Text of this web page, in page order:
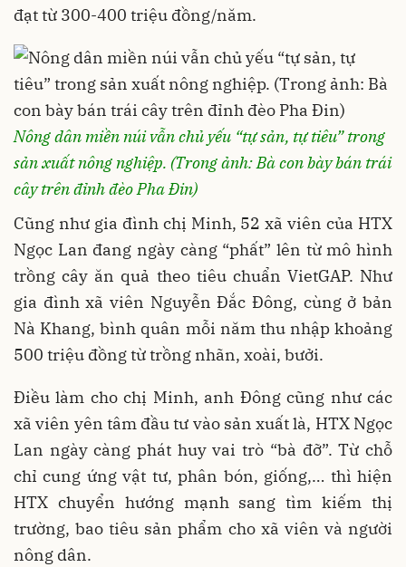
đạt từ 300-400 triệu đồng/năm.
Nông dân miền núi vẫn chủ yếu “tự sản, tự tiêu” trong
sản xuất nông nghiệp. (Trong ảnh: Bà con bày bán trái
cây trên đỉnh đèo Pha Đin)
Cũng như gia đình chị Minh, 52 xã viên của HTX
Ngọc Lan đang ngày càng “phất” lên từ mô hình
trồng cây ăn quả theo tiêu chuẩn VietGAP. Như
gia đình xã viên Nguyễn Đắc Đông, cùng ở bản
Nà Khang, bình quân mỗi năm thu nhập khoảng
500 triệu đồng từ trồng nhãn, xoài, bưởi.
Điều làm cho chị Minh, anh Đông cũng như các
xã viên yên tâm đầu tư vào sản xuất là, HTX Ngọc
Lan ngày càng phát huy vai trò “bà đỡ”. Từ chỗ
chỉ cung ứng vật tư, phân bón, giống,… thì hiện
HTX chuyển hướng mạnh sang tìm kiếm thị
trường, bao tiêu sản phẩm cho xã viên và người
nông dân.